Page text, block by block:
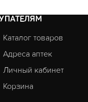
Каталог товаров
Адреса аптек
Личный кабинет
Корзина